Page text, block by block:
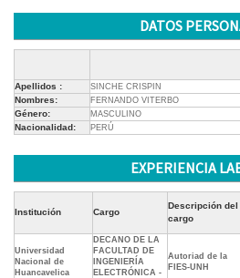
DATOS
Apellidos : SINCHE CRISPIN
Nombres: FERNANDO VITERBO
Género: MASCULINO
Nacionalidad: PERÚ
EXPERIENCIA
Institución Cargo
Descripción del
cargo
Universidad
Nacional de
Huancavelica
DECANO DE LA
FACULTAD DE
INGENIERÍA
ELECTRÓNICA -
Autoriad de la
FIES-UNH